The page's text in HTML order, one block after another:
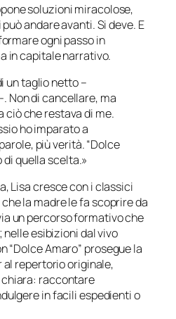
soluzioni miracolose,
andare avanti. Si deve. E
ogni passo in
in capitale narrativo.
un taglio netto –
Non di cancellare, ma
ciò che restava di me.
ho imparato a
più verità. “Dolce
di quella scelta.»
Lisa cresce con i classici
la madre le fa scoprire da
un percorso formativo che
esibizioni dal vivo
“Dolce Amaro” prosegue la
repertorio originale,
raccontare
in facili espedienti o